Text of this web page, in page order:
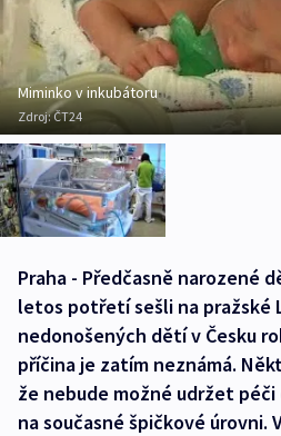
Miminko v inkubátoru
Zdroj:ČT24
Praha - Předčasně narozené
letos potřetí sešli na pražské
nedonošených dětí v Česku
příčina je zatím neznámá.
že nebude možné udržet
na současné špičkové úrovni.